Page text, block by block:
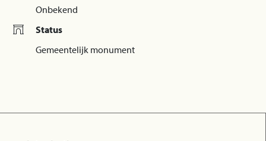
Onbekend
Status
Gemeentelijk monument